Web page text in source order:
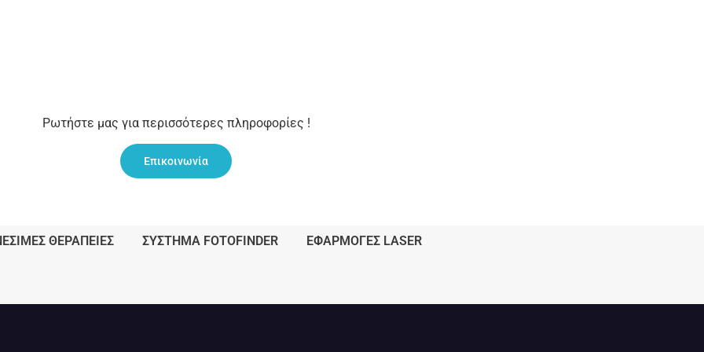
Ρωτήστε μας για περισσότερες πληροφορίες !
Επικοινωνία
ΘΕΡΑΠΕΊΕΣ ΣΥΣΤΗΜΑ FOTOFINDER ΕΦΑΡΜΟΓΕΣ LASER